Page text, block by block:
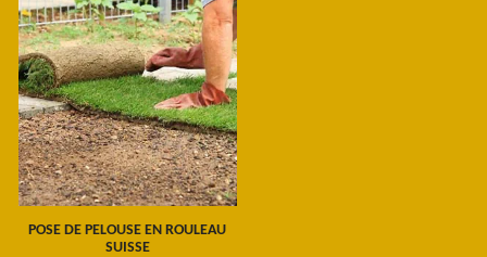
POSE DE PELOUSE EN ROULEAU
SUISSE